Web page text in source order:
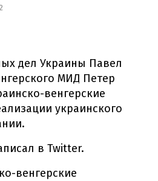
дел Украины Павел
МИД Петер
венгерские
украинского
в Twitter.
венгерские